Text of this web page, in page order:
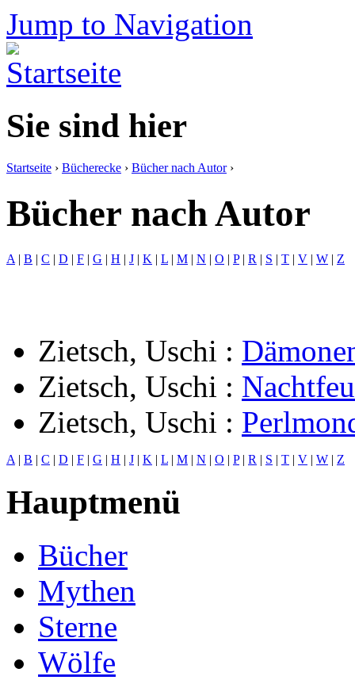
Jump to Navigation
Sie sind hier
Startseite › Bücherecke › Bücher nach Autor›
Bücher nach Autor
A | B | C | D | F | G | H | J | K | L | M | N | O | P | R | S | T | V | W | Z
Zietsch, Uschi :
Zietsch, Uschi :
Zietsch, Uschi :
A | B | C | D | F | G | H | J | K | L | M | N | O | P | R | S | T | V | W | Z
Hauptmenü
Bücher
Mythen
Sterne
Wölfe